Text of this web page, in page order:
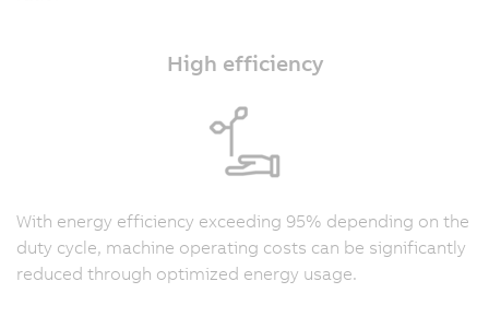
High efficiency
With energy efficiency exceeding 95% depending on the
duty cycle, machine operating costs can be significantly
reduced through optimized energy usage.